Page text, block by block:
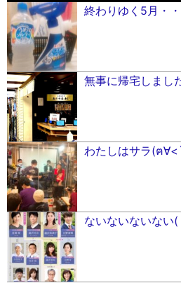
終わりゆく5月・
無事に帰宅しま
わたしはサラ(ฅ
ないないないない(